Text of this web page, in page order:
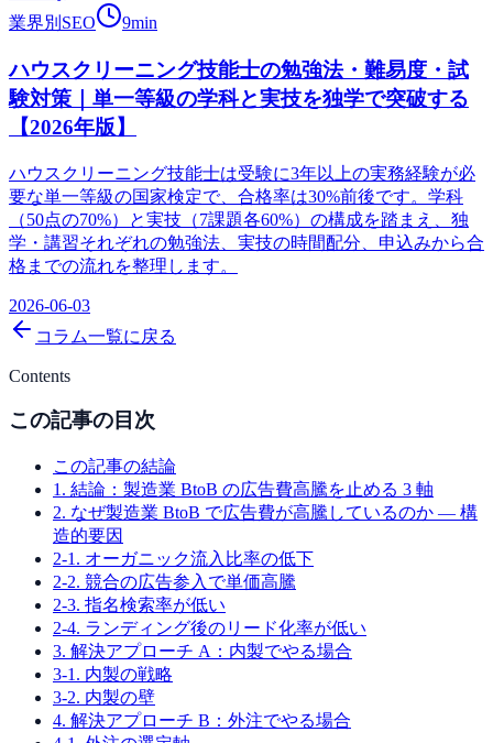
業界別SEO
9min
ハウスクリーニング技能士の勉強法・難易度・試
験対策｜単一等級の学科と実技を独学で突破する
【2026年版】
ハウスクリーニング技能士は受験に3年以上の実務経験が必
要な単一等級の国家検定で、合格率は30%前後です。学科
（50点の70%）と実技（7課題各60%）の構成を踏まえ、独
学・講習それぞれの勉強法、実技の時間配分、申込みから合
格までの流れを整理します。
2026-06-03
コラム一覧に戻る
Contents
この記事の目次
この記事の結論
1. 結論：製造業 BtoB の広告費高騰を止める 3 軸
2. なぜ製造業 BtoB で広告費が高騰しているのか — 構
造的要因
2-1. オーガニック流入比率の低下
2-2. 競合の広告参入で単価高騰
2-3. 指名検索率が低い
2-4. ランディング後のリード化率が低い
3. 解決アプローチ A：内製でやる場合
3-1. 内製の戦略
3-2. 内製の壁
4. 解決アプローチ B：外注でやる場合